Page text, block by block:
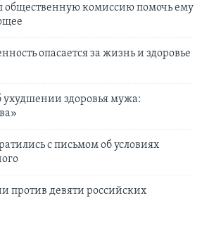
общественную комиссию помочь ему
опасается за жизнь и здоровье
здоровья мужа:
с письмом об условиях
против девяти российских